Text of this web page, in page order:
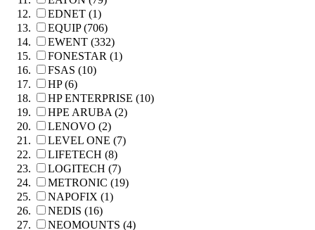
EDNET (1)
EQUIP (706)
EWENT (332)
FONESTAR (1)
FSAS (10)
HP (6)
HP ENTERPRISE (10)
HPE ARUBA (2)
LENOVO (2)
LEVEL ONE (7)
LIFETECH (8)
LOGITECH (7)
METRONIC (19)
NAPOFIX (1)
NEDIS (16)
NEOMOUNTS (4)